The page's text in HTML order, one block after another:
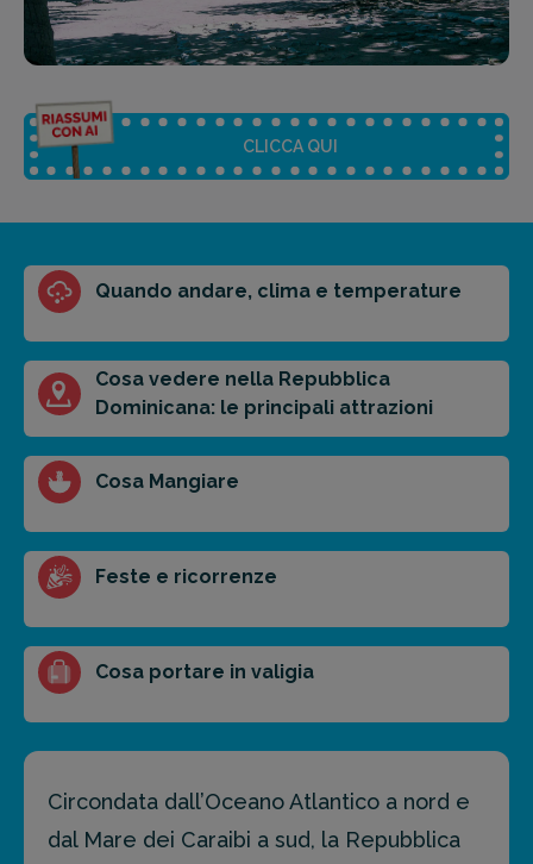
CLICCA QUI
Riassunto dell'articolo
Scegli il formato del riassunto
Breve Medio Punti chiave
prossima destinazione di viaggio.
FAI PREVENTIVO
Quando andare, clima e temperature
Cosa vedere nella Repubblica
Dominicana: le principali attrazioni
Cosa Mangiare
Feste e ricorrenze
Cosa portare in valigia
Circondata dall’Oceano Atlantico a nord e
dal Mare dei Caraibi a sud, la Repubblica